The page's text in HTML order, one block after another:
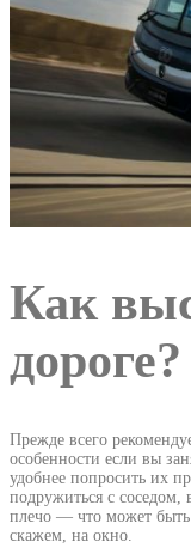
Как
дороге?
Прежде всего
особенности если вы
удобнее попросить их
подружиться с
плечо — что может быть
скажем, на окно.